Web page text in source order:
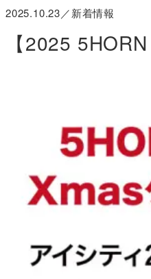
2025.10.23／新着情報
【2025